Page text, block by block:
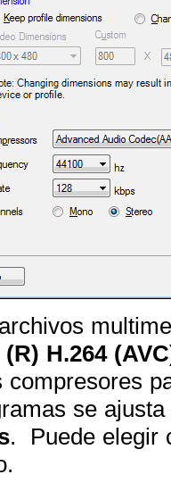
H.264
compresores
se
. Puede elegir